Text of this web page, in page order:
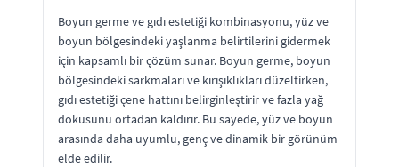
Boyun germe ve gıdı estetiği kombinasyonu, yüz ve
boyun bölgesindeki yaşlanma belirtilerini gidermek
için kapsamlı bir çözüm sunar. Boyun germe, boyun
bölgesindeki sarkmaları ve kırışıklıkları düzeltirken,
gıdı estetiği çene hattını belirginleştirir ve fazla yağ
dokusunu ortadan kaldırır. Bu sayede, yüz ve boyun
arasında daha uyumlu, genç ve dinamik bir görünüm
elde edilir.